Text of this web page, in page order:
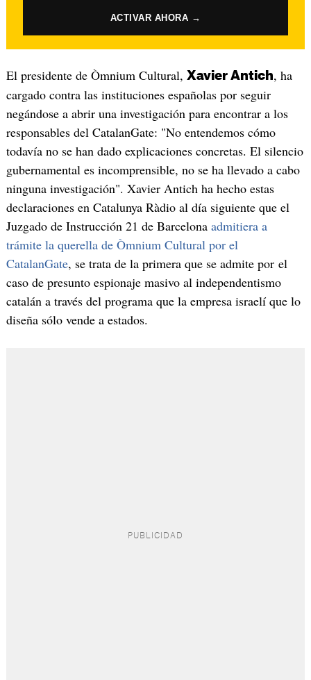
ACTIVAR AHORA →
El presidente de Òmnium Cultural, Xavier Antich, ha
cargado contra las instituciones españolas por seguir
negándose a abrir una investigación para encontrar a los
responsables del CatalanGate: "No entendemos cómo
todavía no se han dado explicaciones concretas. El silencio
gubernamental es incomprensible, no se ha llevado a cabo
ninguna investigación". Xavier Antich ha hecho estas
declaraciones en Catalunya Ràdio al día siguiente que el
Juzgado de Instrucción 21 de Barcelona admitiera a
trámite la querella de Òmnium Cultural por el
CatalanGate, se trata de la primera que se admite por el
caso de presunto espionaje masivo al independentismo
catalán a través del programa que la empresa israelí que lo
diseña sólo vende a estados.